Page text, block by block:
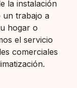
la instalación
un trabajo a
hogar o
el servicio
comerciales